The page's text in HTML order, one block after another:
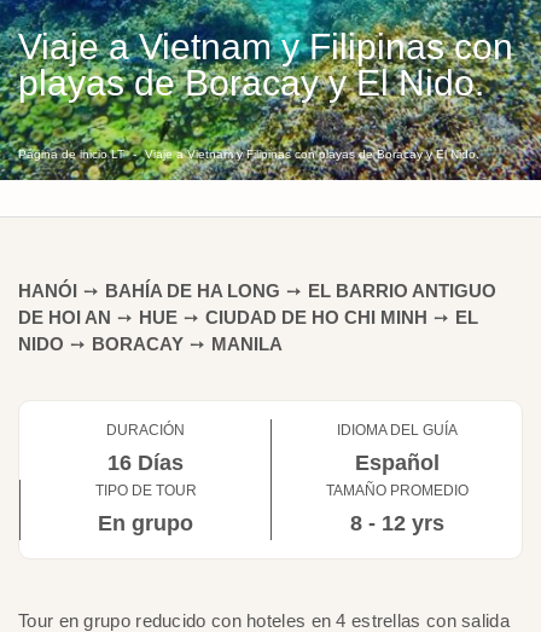
Viaje a Vietnam y Filipinas con
playas de Boracay y El Nido.
Página de inicio LT Viaje a Vietnam y Filipinas con playas de Boracay y El Nido.
HANÓI ➙ BAHÍA DE HA LONG ➙ EL BARRIO ANTIGUO
DE HOI AN ➙ HUE ➙ CIUDAD DE HO CHI MINH ➙ EL
NIDO ➙ BORACAY ➙ MANILA
DURACIÓN
16 Días
IDIOMA DEL GUÍA
Español
TIPO DE TOUR
En grupo
TAMAÑO PROMEDIO
8 - 12 yrs
Tour en grupo reducido con hoteles en 4 estrellas con salida